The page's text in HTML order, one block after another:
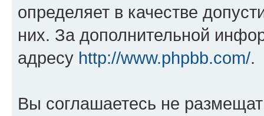
определяет в качестве
них. За дополнительной
адресу http://www.phpbb.com/.
Вы соглашаетесь не